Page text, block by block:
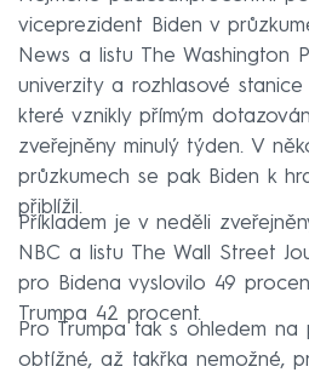
viceprezident Biden v
News a listu The Washington
univerzity a rozhlasové
které vznikly přímým
zveřejněny minulý týden. V
průzkumech se pak Biden k
přiblížil.
Příkladem je v neděli
NBC a listu The Wall Street
pro Bidena vyslovilo 49
Trumpa 42 procent.
Pro Trumpa tak s ohledem na
obtížné, až takřka nemožné,